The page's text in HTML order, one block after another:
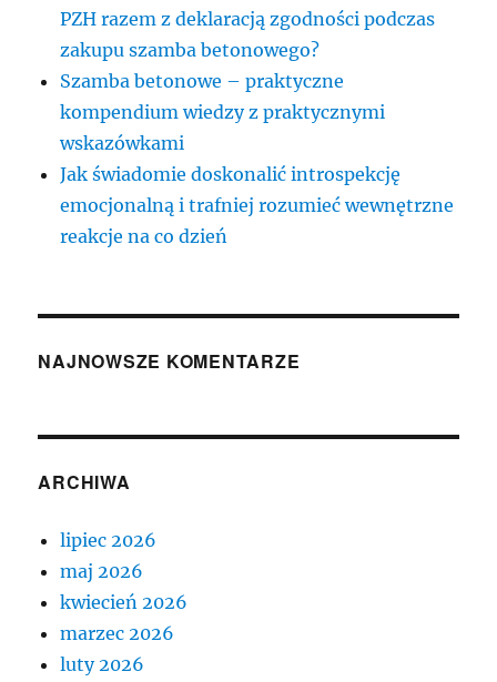
PZH razem z deklaracją zgodności podczas
zakupu szamba betonowego?
Szamba betonowe – praktyczne
kompendium wiedzy z praktycznymi
wskazówkami
Jak świadomie doskonalić introspekcję
emocjonalną i trafniej rozumieć wewnętrzne
reakcje na co dzień
NAJNOWSZE KOMENTARZE
ARCHIWA
lipiec 2026
maj 2026
kwiecień 2026
marzec 2026
luty 2026